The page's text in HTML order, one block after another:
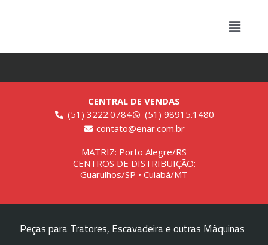
CENTRAL DE VENDAS
(51) 3222.0784
(51) 98915.1480
contato@enar.com.br
MATRIZ: Porto Alegre/RS
CENTROS DE DISTRIBUIÇÃO:
Guarulhos/SP • Cuiabá/MT
Peças para Tratores, Escavadeira e outras Máquinas